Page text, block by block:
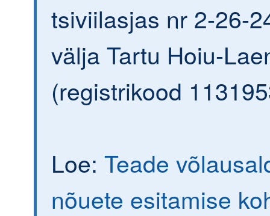
tsiviilasjas nr 2-26-
välja Tartu Hoiu-
(registrikood
Loe: Teade
nõuete esitamise